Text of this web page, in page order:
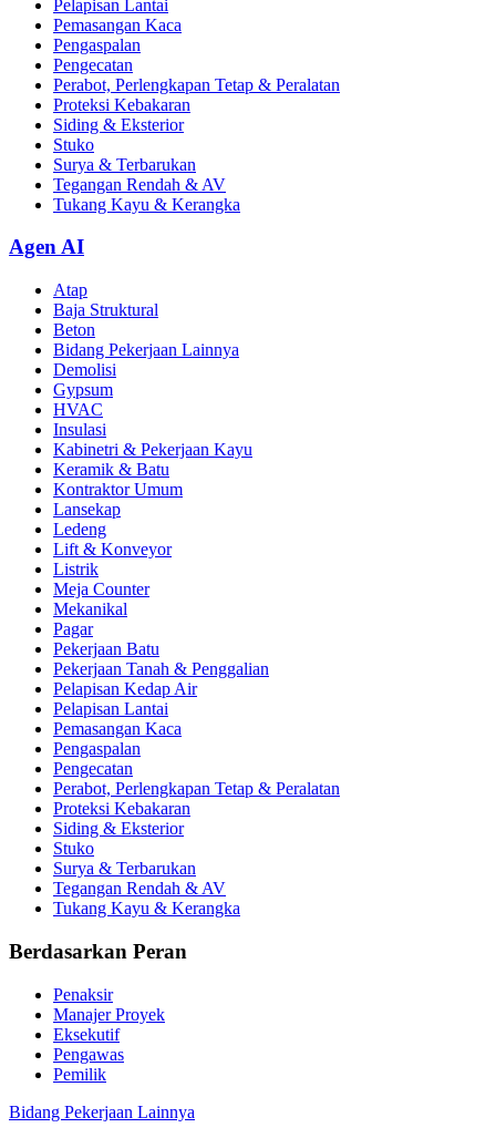
Pelapisan Lantai
Pemasangan Kaca
Pengaspalan
Pengecatan
Perabot, Perlengkapan Tetap & Peralatan
Proteksi Kebakaran
Siding & Eksterior
Stuko
Surya & Terbarukan
Tegangan Rendah & AV
Tukang Kayu & Kerangka
Agen AI
Atap
Baja Struktural
Beton
Bidang Pekerjaan Lainnya
Demolisi
Gypsum
HVAC
Insulasi
Kabinetri & Pekerjaan Kayu
Keramik & Batu
Kontraktor Umum
Lansekap
Ledeng
Lift & Konveyor
Listrik
Meja Counter
Mekanikal
Pagar
Pekerjaan Batu
Pekerjaan Tanah & Penggalian
Pelapisan Kedap Air
Pelapisan Lantai
Pemasangan Kaca
Pengaspalan
Pengecatan
Perabot, Perlengkapan Tetap & Peralatan
Proteksi Kebakaran
Siding & Eksterior
Stuko
Surya & Terbarukan
Tegangan Rendah & AV
Tukang Kayu & Kerangka
Berdasarkan Peran
Penaksir
Manajer Proyek
Eksekutif
Pengawas
Pemilik
Bidang Pekerjaan Lainnya